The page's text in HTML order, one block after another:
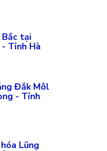
tại
Tỉnh Hà
Đắk Môl
- Tỉnh
Lũng